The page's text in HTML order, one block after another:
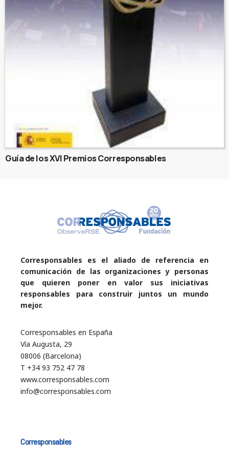
Guía de los XVI Premios Corresponsables
Corresponsables es el aliado de referencia en
comunicación de las organizaciones y personas
que quieren poner en valor sus iniciativas
responsables para construir juntos un mundo
mejor.
Corresponsables en España
Vía Augusta, 29
08006 (Barcelona)
T +34 93 752 47 78
www.corresponsables.com
info@corresponsables.com
Corresponsables